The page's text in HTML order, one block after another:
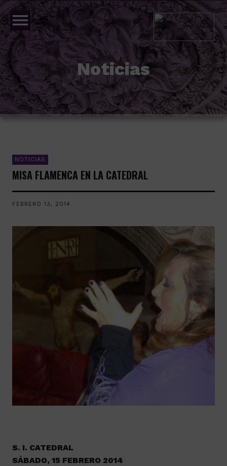
menu
Noticias
NOTICIAS
MISA FLAMENCA EN LA CATEDRAL
FEBRERO 13, 2014
S. I. CATEDRAL
SÁBADO, 15 FEBRERO 2014